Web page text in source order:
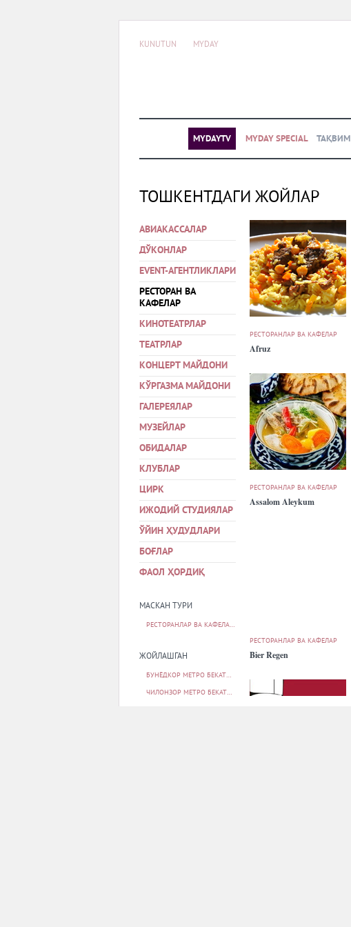
KUNUTUN MYDAY
MYDAYTV MYDAY SPECIAL ТАҚВИМ
ТОШКЕНТДАГИ ЖОЙЛАР
АВИАКАССАЛАР
ДЎКОНЛАР
EVENT-АГЕНТЛИКЛАРИ
РЕСТОРАН ВА
КАФЕЛАР
КИНОТЕАТРЛАР
ТЕАТРЛАР
КОНЦЕРТ МАЙДОНИ
КЎРГАЗМА МАЙДОНИ
ГАЛЕРЕЯЛАР
МУЗЕЙЛАР
ОБИДАЛАР
КЛУБЛАР
ЦИРК
ИЖОДИЙ СТУДИЯЛАР
ЎЙИН ҲУДУДЛАРИ
БОҒЛАР
ФАОЛ ҲОРДИҚ
МАСКАН ТУРИ
РЕСТОРАНЛАР ВА КАФЕЛАР
ЖОЙЛАШГАН
БУНЁДКОР МЕТРО БЕКАТИ
ЧИЛОНЗОР МЕТРО БЕКАТИ
РЕСТОРАНЛАР ВА КАФЕЛАР
Afruz
РЕСТОРАНЛАР ВА КАФЕЛАР
Assalom Aleykum
РЕСТОРАНЛАР ВА КАФЕЛАР
Bier Regen